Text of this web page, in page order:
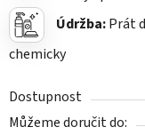
Údržba:Prát
chemicky
Dostupnost
Můžeme doručit do: